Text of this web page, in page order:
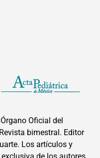
Oficial del
bimestral. Editor
Los artículos y
de los autores.